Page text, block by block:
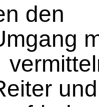
den
und